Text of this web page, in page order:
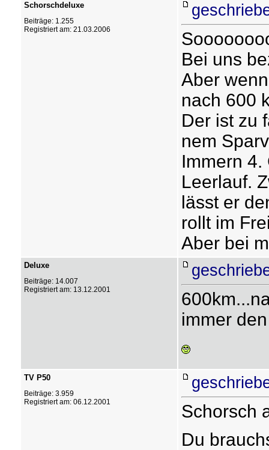
Schorschdeluxe
Beiträge: 1.255
Registriert am: 21.03.2006
Bei uns
Aber
nach 600
Der ist zu
nem
Immern 4.
Leerlauf.
lässt er
rollt im
Aber bei
Deluxe
Beiträge: 14.007
Registriert am: 13.12.2001
immer
TV P50
Beiträge: 3.959
Registriert am: 06.12.2001
Schorsch
Du